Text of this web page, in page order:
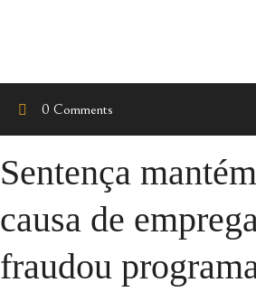
0 Comments
Sentença
causa de
fraudou